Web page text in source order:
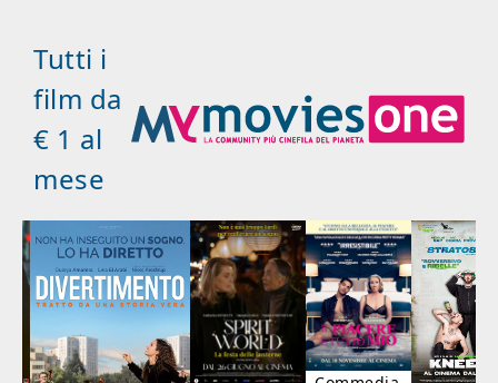
Tutti i
film da
€ 1 al
mese